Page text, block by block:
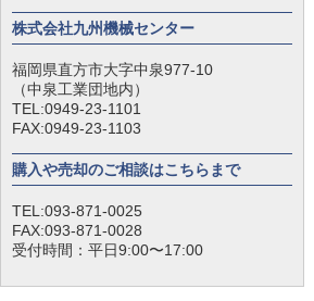
株式会社九州機械センター
福岡県直方市大字中泉977-10
（中泉工業団地内）
TEL:0949-23-1101
FAX:0949-23-1103
購入や売却のご相談はこちらまで
TEL:093-871-0025
FAX:093-871-0028
受付時間：平日9:00〜17:00